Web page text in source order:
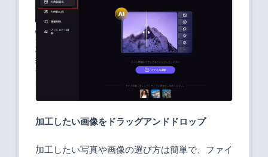
加工したい画像をドラッグアンドドロップ
加工したい写真や画像の選び方は簡単で、ファイ